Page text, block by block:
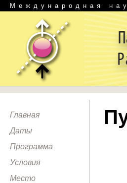
Международная
Главная
Даты
Программа
Условия
Место